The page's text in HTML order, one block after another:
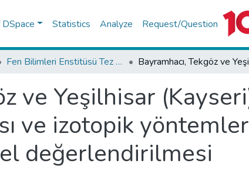
Statistics Analyze Request/Question
Fen Bilimleri Enstitüsü Tez Koleksiyonu
ve Yeşilhisar
ve izotopik
değerlendirilmesi